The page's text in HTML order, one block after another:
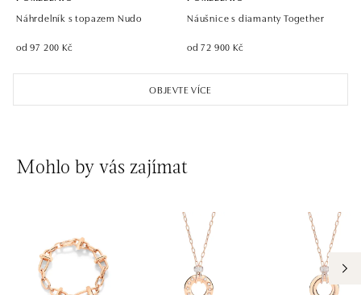
OBJEVTE VÍCE
Náhrdelník s topazem Nudo
od 97 200 Kč
Náušnice s diamanty Together
od 72 900 Kč
Mohlo by vás zajímat